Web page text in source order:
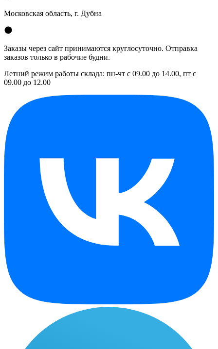
Московская область, г. Дубна
Заказы через сайт принимаются круглосуточно. Отправка
заказов только в рабочие будни.
Летний режим работы склада: пн-чт с 09.00 до 14.00, пт с
09.00 до 12.00